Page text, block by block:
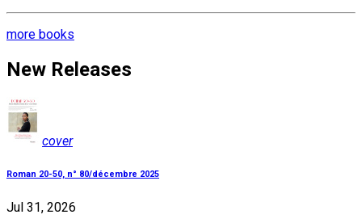
more books
New Releases
cover
Roman 20-50, n° 80/décembre 2025
Jul 31, 2026